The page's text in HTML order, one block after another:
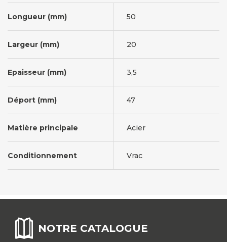
Longueur (mm) 50
Largeur (mm) 20
Epaisseur (mm) 3,5
Déport (mm) 47
Matière principale Acier
Conditionnement Vrac
NOTRE CATALOGUE